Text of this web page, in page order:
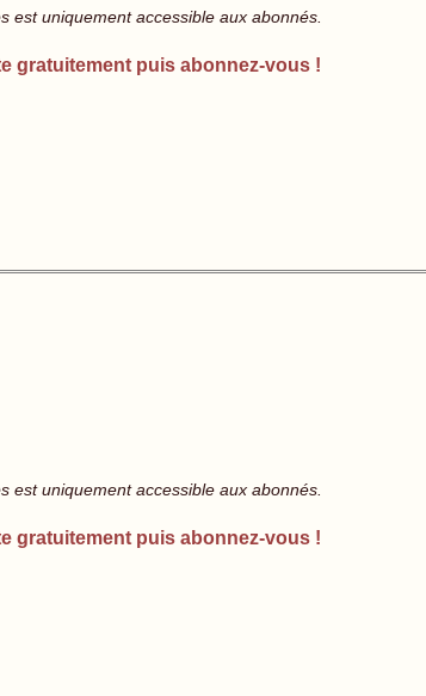
est uniquement accessible aux abonnés.
gratuitement puis abonnez-vous !
est uniquement accessible aux abonnés.
gratuitement puis abonnez-vous !